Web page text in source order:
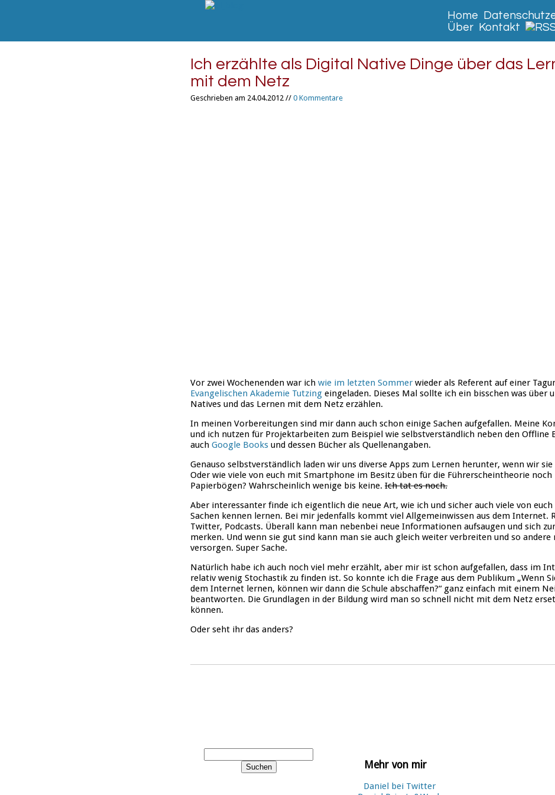
Home
Über Kontakt
Ich erzählte als Digital Native Dinge über das
mit dem Netz
Geschrieben am 24.04.2012 // 0 Kommentare
Vor zwei Wochenenden war ich wie im letzten Sommer wieder als Referent auf einer
Evangelischen Akademie Tutzing eingeladen. Dieses Mal sollte ich ein bisschen was über
Natives und das Lernen mit dem Netz erzählen.
In meinen Vorbereitungen sind mir dann auch schon einige Sachen aufgefallen. Meine
und ich nutzen für Projektarbeiten zum Beispiel wie selbstverständlich neben den Offline
auch Google Books und dessen Bücher als Quellenangaben.
Genauso selbstverständlich laden wir uns diverse Apps zum Lernen herunter, wenn wir sie
Oder wie viele von euch mit Smartphone im Besitz üben für die Führerscheintheorie
Papierbögen? Wahrscheinlich wenige bis keine. Ich tat es noch.
Aber interessanter finde ich eigentlich die neue Art, wie ich und sicher auch viele von euch
Sachen kennen lernen. Bei mir jedenfalls kommt viel Allgemeinwissen aus dem Internet.
Twitter, Podcasts. Überall kann man nebenbei neue Informationen aufsaugen und sich
merken. Und wenn sie gut sind kann man sie auch gleich weiter verbreiten und so andere
versorgen. Super Sache.
Natürlich habe ich auch noch viel mehr erzählt, aber mir ist schon aufgefallen, dass im
relativ wenig Stochastik zu finden ist. So konnte ich die Frage aus dem Publikum „Wenn
dem Internet lernen, können wir dann die Schule abschaffen?“ ganz einfach mit einem
beantworten. Die Grundlagen in der Bildung wird man so schnell nicht mit dem Netz
können.
Oder seht ihr das anders?
Mehr von mir
Daniel bei Twitter